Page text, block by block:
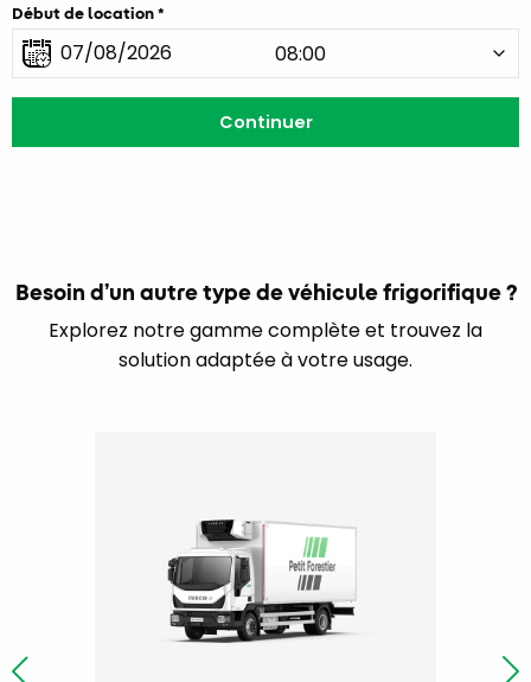
Début de location
Besoin d’un autre type de véhicule frigorifique ?
Explorez notre gamme complète et trouvez la
solution adaptée à votre usage.